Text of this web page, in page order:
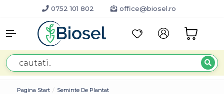
0752 101 802 office@biosel.ro
Pagina Start Seminte De Plantat